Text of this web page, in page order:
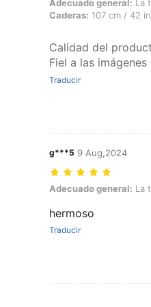
Adecuado general: La
Adecuado general: La
Caderas: 107 cm / 42 in
Calidad del
Fiel a las
Traducir
g***5 9 Aug,2024
Adecuado general: La
Adecuado general: La
hermoso
Traducir